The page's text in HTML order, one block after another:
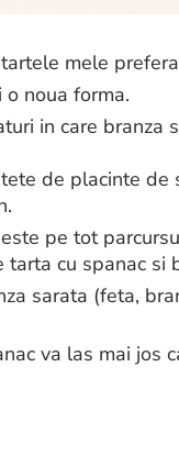
mele
noua forma.
in care branza
de placinte de
pe tot
cu spanac si
sarata (feta,
va las mai jos